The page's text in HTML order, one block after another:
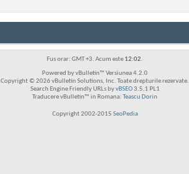
Fus orar: GMT +3. Acum este 12:02.
Powered by vBulletin™ Versiunea 4.2.0
Copyright © 2026 vBulletin Solutions, Inc. Toate drepturile rezervate.
Search Engine Friendly URLs byvBSEO3.5.1 PL1
Traducere vBulletin™ in Romana: Teascu Dorin
Copyright 2002-2015 SeoPedia